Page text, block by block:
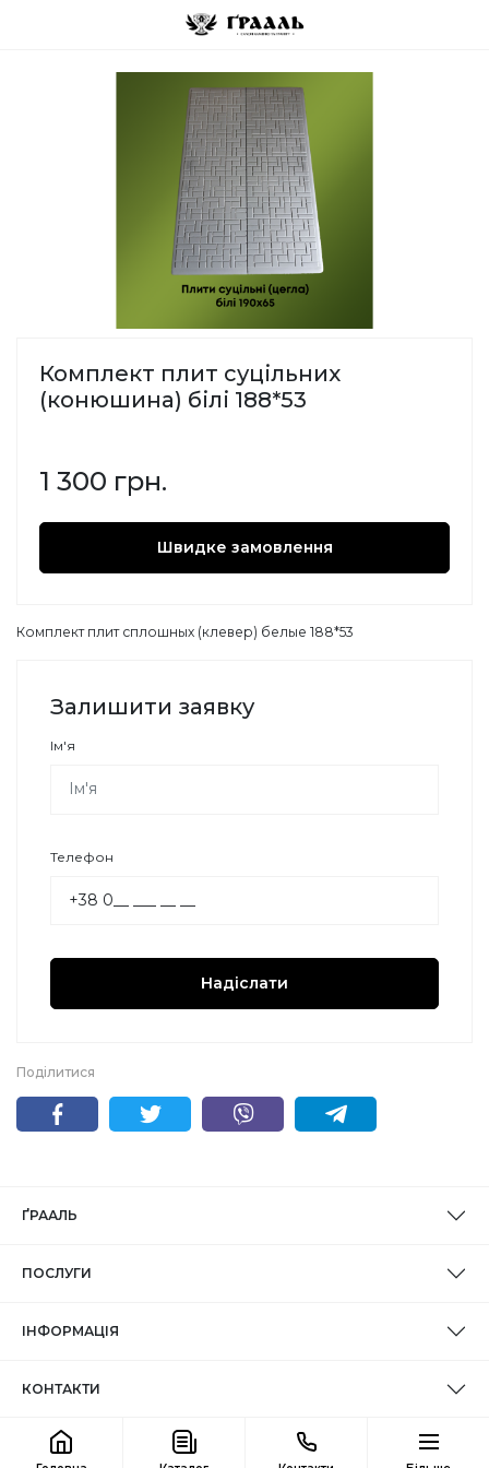
Комплект плит суцільних
(конюшина) білі 188*53
1 300 грн.
Швидке замовлення
Комплект плит сплошных (клевер) белые 188*53
Залишити заявку
Ім'я
Телефон
Надіслати
Поділитися
ҐРААЛЬ
ПОСЛУГИ
ІНФОРМАЦІЯ
КОНТАКТИ